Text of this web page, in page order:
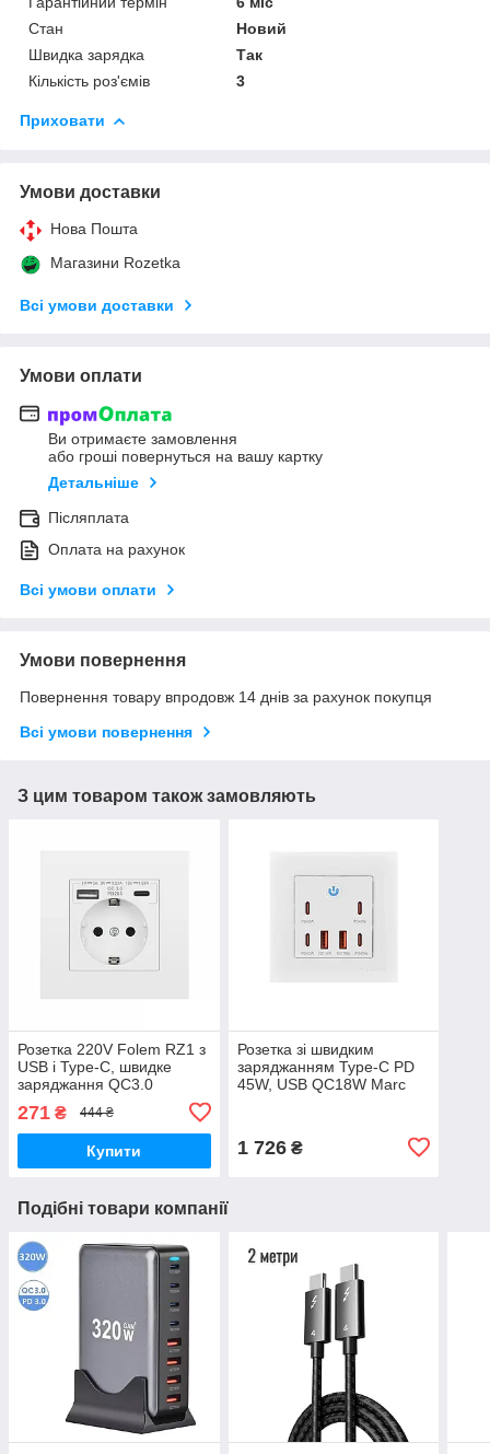
Стан
Новий
Швидка зарядка
Так
Кількість роз'ємів
3
Приховати
Умови доставки
Нова Пошта
Магазини Rozetka
Всі умови доставки
Умови оплати
Ви отримаєте замовлення
або гроші повернуться на вашу картку
Детальніше
Післяплата
Оплата на рахунок
Всі умови оплати
Умови повернення
Повернення товару впродовж 14 днів за рахунок покупця
Всі умови повернення
З цим товаром також замовляють
Розетка 220V Folem RZ1 з
USB і Type-C, швидке
заряджання QC3.0
271 ₴ 444 ₴
Купити
Розетка зі швидким
заряджанням Type-C PD
45W, USB QC18W Marc
1 726₴
Подібні товари компанії